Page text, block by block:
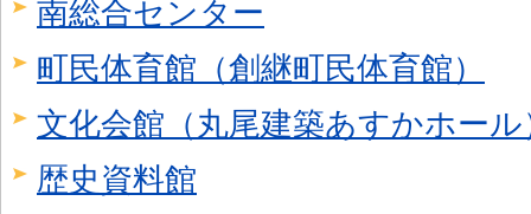
南総合センター
町民体育館（創継町民体育館）
文化会館（丸尾建築あすかホール
歴史資料館